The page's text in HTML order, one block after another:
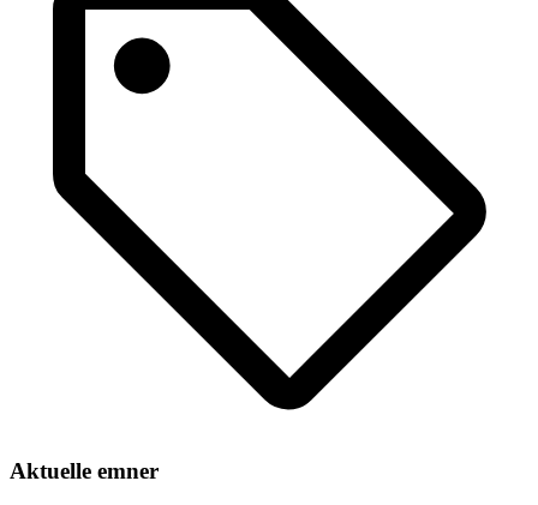
Aktuelle emner